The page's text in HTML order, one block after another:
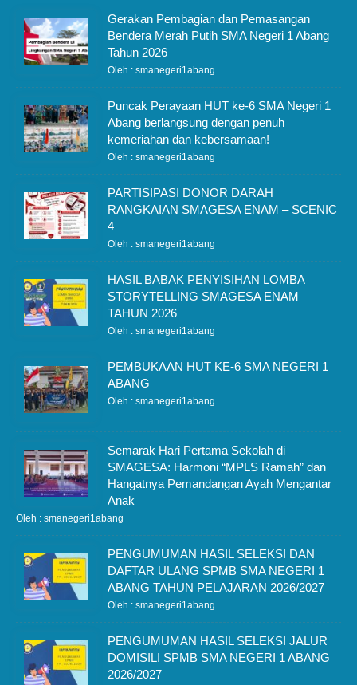
Gerakan Pembagian dan Pemasangan
Bendera Merah Putih SMA Negeri 1 Abang
Tahun 2026
Oleh : smanegeri1abang
Puncak Perayaan HUT ke-6 SMA Negeri 1
Abang berlangsung dengan penuh
kemeriahan dan kebersamaan!
Oleh : smanegeri1abang
PARTISIPASI DONOR DARAH
RANGKAIAN SMAGESA ENAM – SCENIC
4
Oleh : smanegeri1abang
HASIL BABAK PENYISIHAN LOMBA
STORYTELLING SMAGESA ENAM
TAHUN 2026
Oleh : smanegeri1abang
PEMBUKAAN HUT KE-6 SMA NEGERI 1
ABANG
Oleh : smanegeri1abang
Semarak Hari Pertama Sekolah di
SMAGESA: Harmoni “MPLS Ramah” dan
Hangatnya Pemandangan Ayah Mengantar
Anak
Oleh : smanegeri1abang
PENGUMUMAN HASIL SELEKSI DAN
DAFTAR ULANG SPMB SMA NEGERI 1
ABANG TAHUN PELAJARAN 2026/2027
Oleh : smanegeri1abang
PENGUMUMAN HASIL SELEKSI JALUR
DOMISILI SPMB SMA NEGERI 1 ABANG
2026/2027